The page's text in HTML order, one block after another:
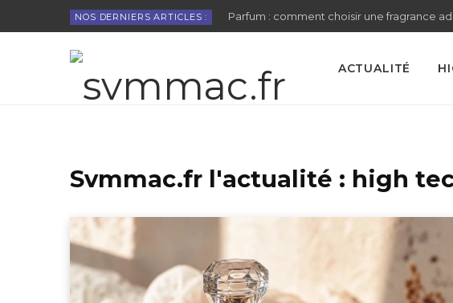
NOS DERNIERS ARTICLES : Parfum : comment choisir une fragrance
ACTUALITÉ
Svmmac.fr l'actualité : high